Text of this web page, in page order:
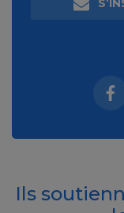
Ils